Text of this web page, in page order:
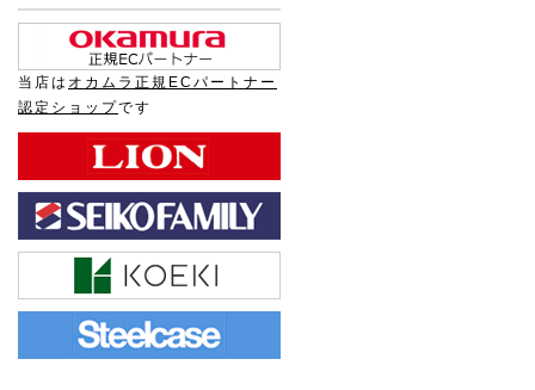
当店は オカムラ正規ECパートナー
認定ショップです